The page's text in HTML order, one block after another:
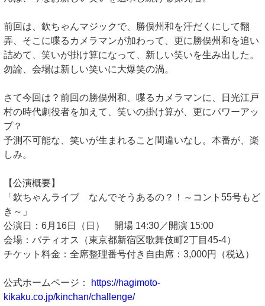
前回は、欽ちゃんマジックで、勝俣州和を汗だくにして翻
弄、そこに喋るカメラマンが加わって、更に勝俣州和を追い
詰めて、笑いが掛け算になって、新しい笑いを生み出した。
勿論、会場は新しい笑いに大爆笑の渦。
さて今回は？前回の勝俣州和、喋るカメラマンに、日光江戸
村の時代劇役者を加えて、笑いの掛け算が、更にパワーアッ
プ？
予測不可能な、笑いが生まれること間違いなし。本番が、楽
しみ。
【公演概要】
「欽ちゃんライブ なんでそうあるの？！～コント55号もど
き～」
公演日：6月16日（日） 開場 14:30／開演 15:00
会場：バティオス（東京都新宿区歌舞伎町2丁目45-4）
チケット料金：全席整理番号付き自由席：3,000円（税込）
公式ホームページ：
https://hagimoto-
kikaku.co.jp/kinchan/challenge/